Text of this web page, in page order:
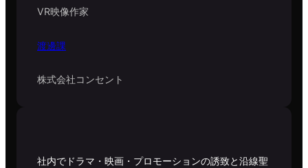
VR映像作家
渡邊課
株式会社コンセント
社内でドラマ・映画・プロモーションの誘致と沿線聖